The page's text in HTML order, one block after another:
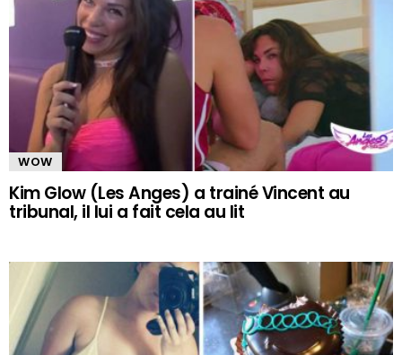
WOW
Kim Glow (Les Anges) a trainé Vincent au
tribunal, il lui a fait cela au lit